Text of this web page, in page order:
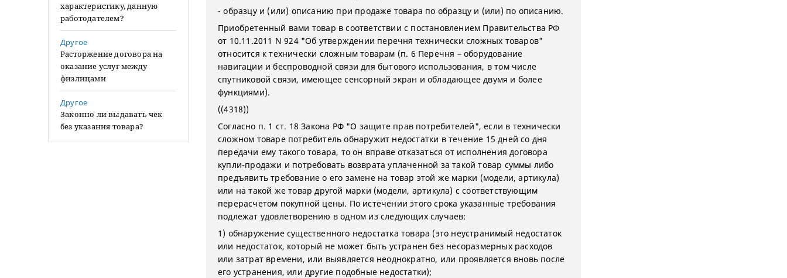
характеристику, данную
работодателем?
Другое
Расторжение договора на
оказание услуг между
физлицами
Другое
Законно ли выдавать чек
без указания товара?
- образцу и (или) описанию при продаже товара по образцу и (или) по описанию.
Приобретенный вами товар в соответствии с постановлением Правительства РФ
от 10.11.2011 N 924 "Об утверждении перечня технически сложных товаров"
относится к технически сложным товарам (п. 6 Перечня – оборудование
навигации и беспроводной связи для бытового использования, в том числе
спутниковой связи, имеющее сенсорный экран и обладающее двумя и более
функциями).
((4318))
Согласно п. 1 ст. 18 Закона РФ "О защите прав потребителей", если в технически
сложном товаре потребитель обнаружит недостатки в течение 15 дней со дня
передачи ему такого товара, то он вправе отказаться от исполнения договора
купли-продажи и потребовать возврата уплаченной за такой товар суммы либо
предъявить требование о его замене на товар этой же марки (модели, артикула)
или на такой же товар другой марки (модели, артикула) с соответствующим
перерасчетом покупной цены. По истечении этого срока указанные требования
подлежат удовлетворению в одном из следующих случаев:
1) обнаружение существенного недостатка товара (это неустранимый недостаток
или недостаток, который не может быть устранен без несоразмерных расходов
или затрат времени, или выявляется неоднократно, или проявляется вновь после
его устранения, или другие подобные недостатки);